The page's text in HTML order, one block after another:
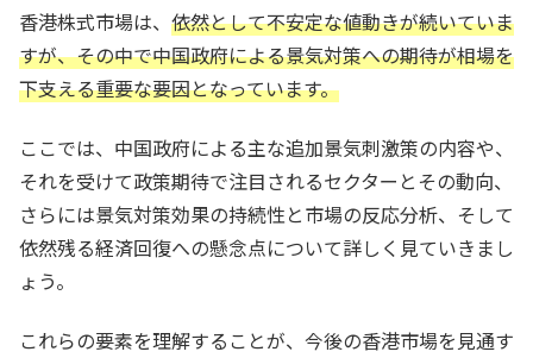
香港株式市場は、 依然として不安定な値動きが続いていま
すが、その中で中国政府による景気対策への期待が相場を
下支える重要な要因となっています。
ここでは、中国政府による主な追加景気刺激策の内容や、
それを受けて政策期待で注目されるセクターとその動向、
さらには景気対策効果の持続性と市場の反応分析、そして
依然残る経済回復への懸念点について詳しく見ていきまし
ょう。
これらの要素を理解することが、今後の香港市場を見通す